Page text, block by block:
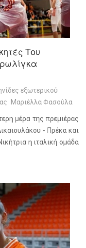
Του
εξωτερικού
Μαριέλλα Φασούλα
μέρα της πρεμιέρας
- Πρέκα και
η ιταλική ομάδα